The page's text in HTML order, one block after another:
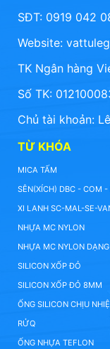
SĐT: 0919 042
Website:
TK Ngân hàng
Số TK:
Chủ tài khoản:
TỪ KHÓA
MICA TẤM
SÊN(XÍCH) DBC - COM
XI LANH SC-MAL-SE-
NHỰA MC NYLON
NHỰA MC NYLON
SILICON XỐP ĐỎ
SILICON XỐP ĐỎ 8MM
ỐNG SILICON CHỊU
RỬQ
ỐNG NHỰA TEFLON